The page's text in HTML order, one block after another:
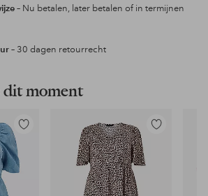
– Nu betalen, later betalen of in termijnen
– 30 dagen retourrecht
dit moment
Toevoegen
aan
favorieten
Toevoegen